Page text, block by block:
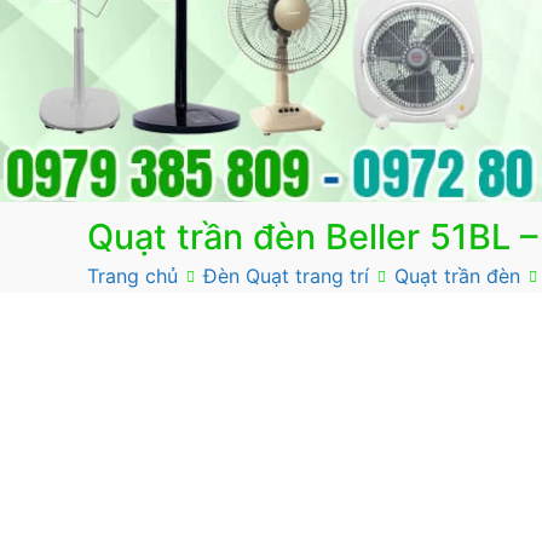
Quạt trần đèn Beller 51BL
Trang chủ Đèn Quạt trang trí Quạt trần đèn